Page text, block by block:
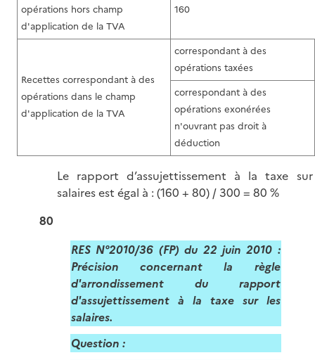
opérations hors champ
d'application de la TVA
160
Recettes correspondant à des
opérations dans le champ
d'application de la TVA
correspondant à des
opérations taxées
correspondant à des
opérations exonérées
n'ouvrant pas droit à
déduction
Le rapport d’assujettissement à la taxe
salaires est égal à : (160 + 80) / 300 = 80 %
80
RES N°2010/36 (FP) du 22 juin 2010 :
Précision concernant la règle
d'arrondissement du rapport
d'assujettissement à la taxe sur les
salaires.
Question :